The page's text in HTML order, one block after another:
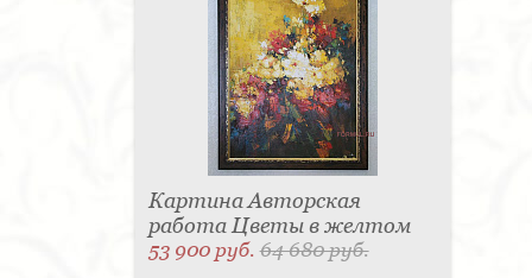
Панель настенная для TV - 4
Кассетница - 3Держатель для
туалетной бумаги - 3Поднос - 3
Пантограф - 3 Мыльница - 3Раковина - 3
Кухня - 2Стиральная машина - 2
Туалетный столик - 2Тумба - 2
Карниз для штор - 2Газетница - 2
Полотенцесушитель - 2
Мясорубка - 1Съемник для одежды - 1
Игрушка - 1Игрушка - 1 Витрина - 1
ресепшен - 1Морозильная камера - 1
Выдвижная система - 1
Ведро для мусора - 1
Картина Авторская
работа Цветы в желтом
53 900 руб.64 680 руб.